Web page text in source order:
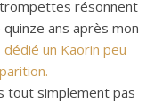
résonnent
ans après mon
dédié un Kaorin peu
tout simplement pas